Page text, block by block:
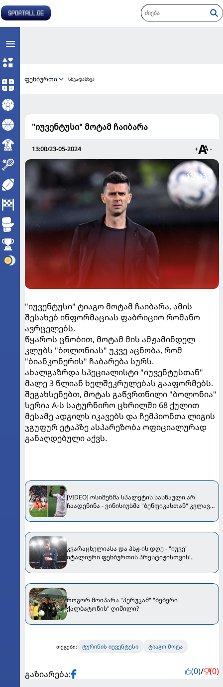
ფეხბურთი სხვადასხვა
"იუვენტუსი" მოტამ ჩაიბარა
13:00/23-05-2024 + -
"იუვენტუსი" ტიაგო მოტამ ჩაიბარა, ამის
შესახებ ინფორმაციას ფაბრიციო რომანო
ავრცელებს.
წყაროს ცნობით, მოტამ მის ამჟამინდელ
კლუბს "ბოლონიას" უკვე აცნობა, რომ
"ბიანკონერის" ჩაბარება სურს.
ახალგაზრდა სპეციალისტი "იუვენტუსთან"
მალე 3 წლიან ხელშეკრულებას გააფორმებს.
შეგახსენებთ, მოტას გაწვრთნილი "ბოლონია"
სერია A-ს სატურნირო ცხრილში 68 ქულით
მესამე ადგილს იკავებს და ჩემპიონთა ლიგის
ჯგუფურ ეტაპზე ასპარეზობა ოფიციალურად
განაღდებული აქვს.
[VIDEO] ოსიმენმა სპალეტის სასწაული არ
ჩაადენინა - ვინისიუსმა "ბენფიკასთან" კვლავ
მერვედფინალისტების ვინაობა გაირკვა
კვარაცხელიასა და პსჟ-ის დღე - "იუვე"
იტალიური ფეხბურთის პრესტიჟისთვის!..
როგორ მოიპარა "პერუჯამ" "ბებერი
ქალბატონის" ღიმილი?
თეგები: ტურინის იუვენტუსი ტიაგო მოტა
გაზიარება: (0)/ (0)